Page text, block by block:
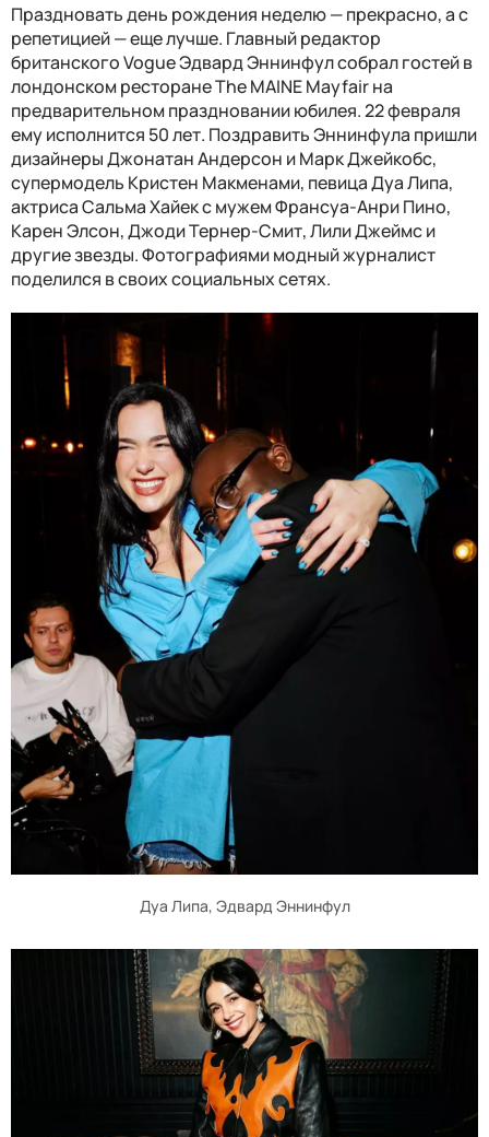
Праздновать день рождения неделю — прекрасно, а с
репетицией — еще лучше. Главный редактор
британского Vogue Эдвард Эннинфул собрал гостей в
лондонском ресторане The MAINE Mayfair на
предварительном праздновании юбилея. 22 февраля
ему исполнится 50 лет. Поздравить Эннинфула пришли
дизайнеры Джонатан Андерсон и Марк Джейкобс,
супермодель Кристен Макменами, певица Дуа Липа,
актриса Сальма Хайек с мужем Франсуа-Анри Пино,
Карен Элсон, Джоди Тернер-Смит, Лили Джеймс и
другие звезды. Фотографиями модный журналист
поделился в своих социальных сетях.
Дуа Липа, Эдвард Эннинфул